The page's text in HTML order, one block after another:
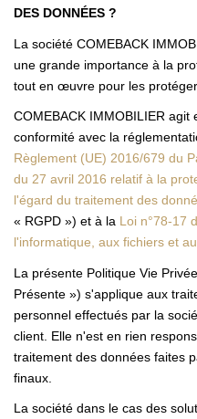
DES DONNÉES ?
La société COMEBACK
une grande importance à la
tout en œuvre pour les protéger.
COMEBACK IMMOBILIER
conformité avec la
Règlement (UE) 2016/679 du
du 27 avril 2016 relatif à la
l'égard du traitement des
« RGPD ») et à la Loi n°78-17
l'informatique, aux fichiers et
La présente Politique Vie
Présente ») s'applique aux
personnel effectués par la
client. Elle n'est en rien
traitement des données faites
finaux.
La société dans le cas des